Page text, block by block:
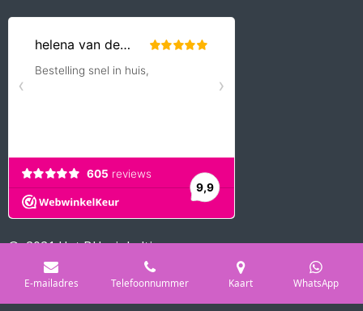
© 2021 Het BH winkeltje
Powered by
E-mailadres Telefoonnummer Kaart WhatsApp